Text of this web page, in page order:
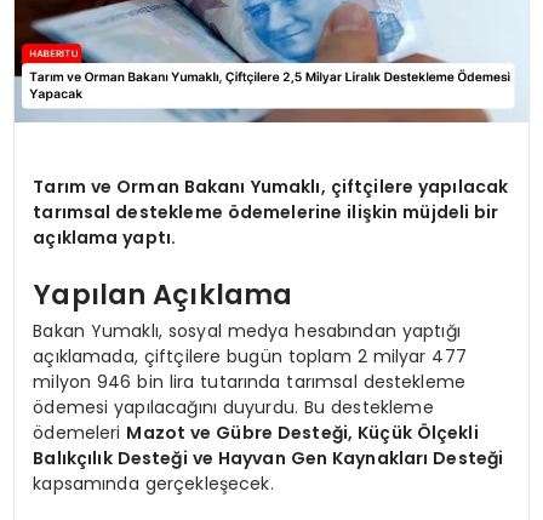
Tarım ve Orman Bakanı Yumaklı, çiftçilere yapılacak
tarımsal destekleme ödemelerine ilişkin müjdeli bir
açıklama yaptı.
Yapılan Açıklama
Bakan Yumaklı, sosyal medya hesabından yaptığı
açıklamada, çiftçilere bugün toplam 2 milyar 477
milyon 946 bin lira tutarında tarımsal destekleme
ödemesi yapılacağını duyurdu. Bu destekleme
ödemeleri Mazot ve Gübre Desteği, Küçük Ölçekli
Balıkçılık Desteği ve Hayvan Gen Kaynakları Desteği
kapsamında gerçekleşecek.